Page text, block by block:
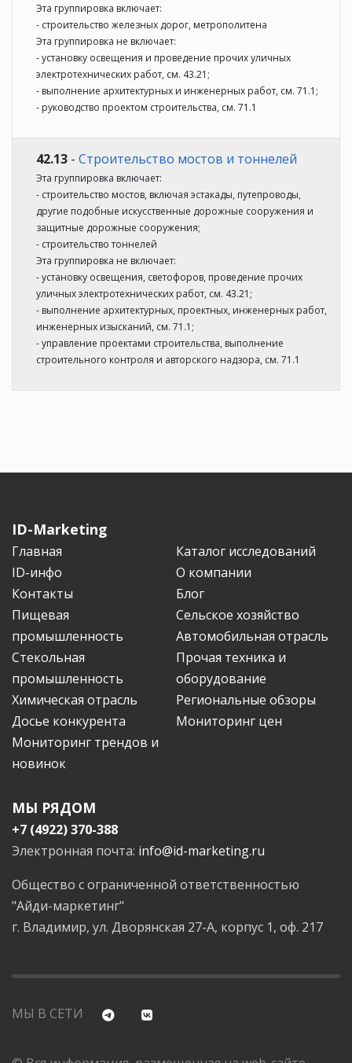
Эта группировка включает:
- строительство железных дорог, метрополитена
Эта группировка не включает:
- установку освещения и проведение прочих уличных
электротехнических работ, см. 43.21;
- выполнение архитектурных и инженерных работ, см. 71.1;
- руководство проектом строительства, см. 71.1
42.13 - Строительство мостов и тоннелей
Эта группировка включает:
- строительство мостов, включая эстакады, путепроводы,
другие подобные искусственные дорожные сооружения и
защитные дорожные сооружения;
- строительство тоннелей
Эта группировка не включает:
- установку освещения, светофоров, проведение прочих
уличных электротехнических работ, см. 43.21;
- выполнение архитектурных, проектных, инженерных работ,
инженерных изысканий, см. 71.1;
- управление проектами строительства, выполнение
строительного контроля и авторского надзора, см. 71.1
ID-Marketing
Главная
Каталог исследований
ID-инфо
О компании
Контакты
Блог
Пищевая
промышленность
Сельское хозяйство
Автомобильная отрасль
Стекольная
промышленность
Прочая техника и
оборудование
Химическая отрасль
Региональные обзоры
Досье конкурента
Мониторинг цен
Мониторинг трендов и
новинок
МЫ РЯДОМ
+7 (4922) 370-388
Электронная почта: info@id-marketing.ru
Общество с ограниченной ответственностью
"Айди-маркетинг"
г. Владимир, ул. Дворянская 27-А, корпус 1, оф. 217
МЫ В СЕТИ